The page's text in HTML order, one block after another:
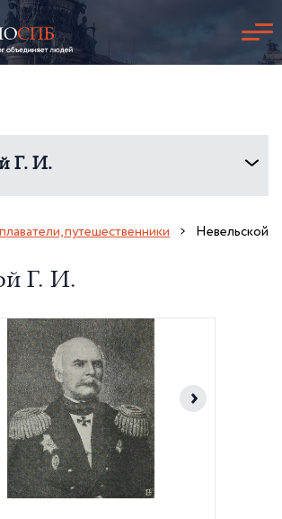
Г. И.
путешественники
Невельской
Г. И.